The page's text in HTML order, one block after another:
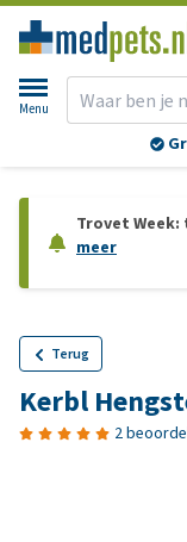
Menu
Trovet
meer
Terug
Kerbl
2